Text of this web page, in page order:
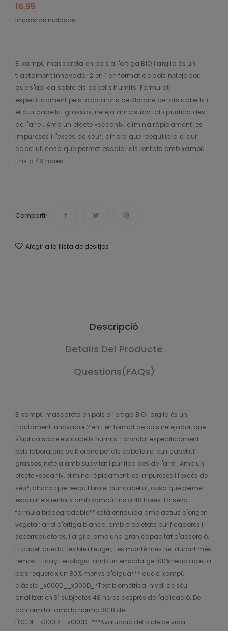
16,95
Impostos inclosos
El xampú mascareta en pols a l'ortiga BIO i argila és un
tractament innovador 2 en 1 en format de pols netejador,
que s'aplica sobre els cabells humits. Formulat
específicament pels laboratoris de Klorane per als cabells i
el cuir cabellut grassos, neteja amb suavitat i purifica des
de l'arrel. Amb un efecte «secant», elimina ràpidament les
impureses i l'excés de sèu*, alhora que reequilibra el cuir
cabellut, cosa que permet espaiar els rentats amb xampú
fins a 48 hores.
Compartir
Afegir a la llista de desitjos
Descripció
Detalls Del Producte
Questions(FAQs)
El xampú mascareta en pols a l'ortiga BIO i argila és un
tractament innovador 2 en 1 en format de pols netejador, que
s'aplica sobre els cabells humits. Formulat específicament
pels laboratoris de Klorane per als cabells i el cuir cabellut
grassos, neteja amb suavitat i purifica des de l'arrel. Amb un
efecte «secant», elimina ràpidament les impureses i l'excés de
sèu*, alhora que reequilibra el cuir cabellut, cosa que permet
espaiar els rentats amb xampú fins a 48 hores. La seva
fórmula biodegradable** està enriquida amb actius d'origen
vegetal: arrel d'ortiga blanca, amb propietats purificadores i
seborreductores, i argila, amb una gran capacitat d'absorció.
El cabell queda flexible i lleuger, i es manté més net durant més
temps. Eficaç i ecològic: amb un embalatge 100% reciclable, la
pols requereix un 80% menys d'aigua*** que el xampú
clàssic._x000D__x000D_*Test biomètrica: nivell de sèu
analitzat en 31 subjectes 48 hores després de l'aplicació. De
conformitat amb la norma 301B de
l'OCDE._x000D__x000D_***Avaluació del cicle de vida